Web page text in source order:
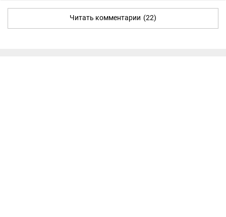
Читать комментарии (22)